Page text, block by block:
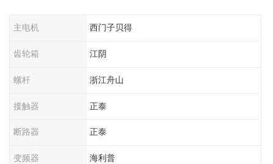
主电机 西门子贝得
齿轮箱 江阴
螺杆 浙江舟山
接触器 正泰
断路器 正泰
变频器 海利普